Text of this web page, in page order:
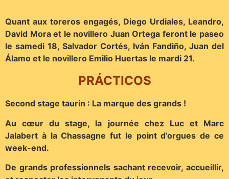
Quant aux toreros engagés, Diego Urdiales, Leandro,
David Mora et le novillero Juan Ortega feront le paseo
le samedi 18, Salvador Cortés, Iván Fandiño, Juan del
Álamo et le novillero Emilio Huertas le mardi 21.
PRÁCTICOS
Second stage taurin : La marque des grands !
Au cœur du stage, la journée chez Luc et Marc
Jalabert à la Chassagne fut le point d’orgues de ce
week-end.
De grands professionnels sachant recevoir, accueillir,